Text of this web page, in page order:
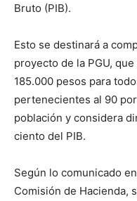
Bruto (PIB).
Esto se destinará a
proyecto de la PGU,
185.000 pesos para
pertenecientes al 90
población y considera
ciento del PIB.
Según lo comunicado
Comisión de Hacienda,